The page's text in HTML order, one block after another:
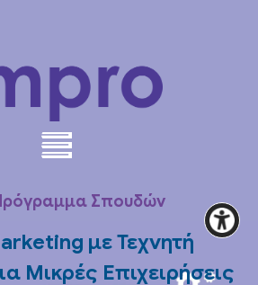
Σπουδών
με Τεχνητή
Μικρές Επιχειρήσεις